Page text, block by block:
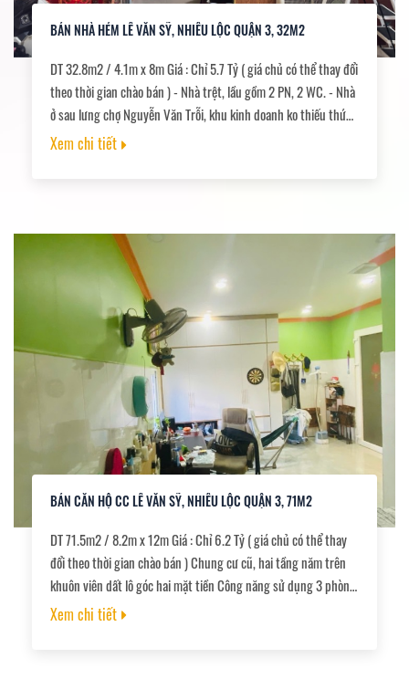
BÁN NHÀ HẺM LÊ VĂN SỸ, NHIÊU LỘC QUẬN 3, 32M2
DT 32.8m2 / 4.1m x 8m Giá : Chỉ 5.7 Tỷ ( giá chủ có thể thay đổi
theo thời gian chào bán ) - Nhà trệt, lầu gồm 2 PN, 2 WC. - Nhà
ở sau lưng chợ Nguyễn Văn Trỗi, khu kinh doanh ko thiếu thứ
gì. - Hẻm ô tô, khu toàn nhà cao tầng. - Nhà chủ đang ở, sổ để
Xem chi tiết
BÁN CĂN HỘ CC LÊ VĂN SỸ, NHIÊU LỘC QUẬN 3, 71M2
DT 71.5m2 / 8.2m x 12m Giá : Chỉ 6.2 Tỷ ( giá chủ có thể thay
đổi theo thời gian chào bán ) Chung cư cũ, hai tầng năm trên
khuôn viên dất lô góc hai mặt tiền Công năng sử dụng 3 phòng
ngủ trên phần dt công nhận, và có cải tạo chiếm dụng thêm
Xem chi tiết